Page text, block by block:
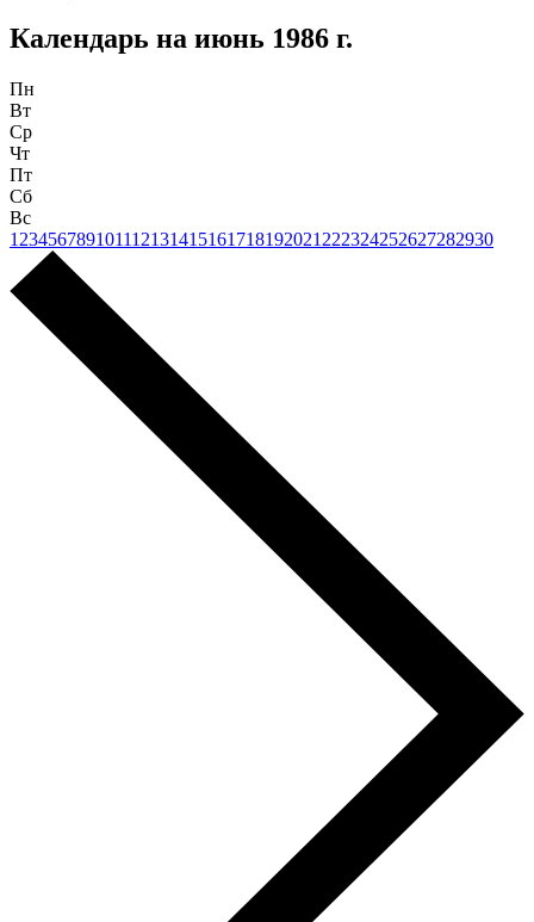
Календарь на июнь 1986 г.
Пн
Вт
Ср
Чт
Пт
Сб
Вс
1 23456789101112131415161718192021 222324252627282930